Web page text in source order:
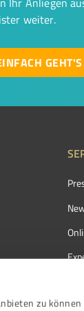
zu können
weiter.
GEHT'S